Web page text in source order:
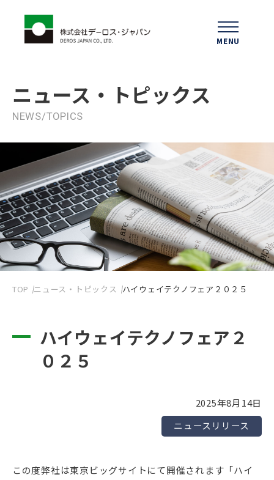
MENU
ニュース ・トピックス
NEWS/TOPICS
TOP ニュース・トピックス ハイウェイテクノフェア２０２５
ハイウェイテクノフェア２
０２５
2025年8月14日
ニュースリリース
この度弊社は東京ビッグサイトにて開催されます「ハイ